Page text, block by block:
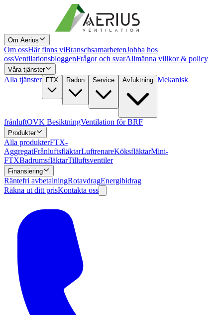
Om Aerius
Om ossHär finns viBranschsamarbetenJobba hos
ossVentilationsbloggenFrågor och svarAllmänna villkor & policy
Våra tjänster
Alla tjänster FTX Radon Service Avfuktning Mekanisk
frånluftOVK BesiktningVentilation för BRF
Produkter
Alla produkterFTX-
AggregatFrånluftsfläktarLuftrenareKöksfläktarMini-
FTXBadrumsfläktarTilluftsventiler
Finansiering
Räntefri avbetalningRotavdragEnergibidrag
Räkna ut ditt prisKontakta oss